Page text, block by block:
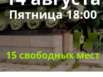
Пятница 18:00
15 свободных мест